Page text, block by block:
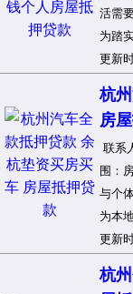
活需
为踏
更新
杭
房
联系
围：
与个
为本
更新
杭